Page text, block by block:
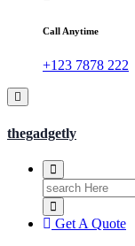
Call Anytime
+123 7878 222
thegadgetly
Search
for:
Get A Quote